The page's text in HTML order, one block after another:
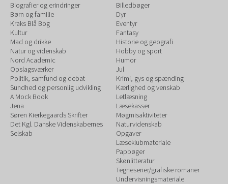
Biografier og erindringer
Børn og familie
Kraks Blå Bog
Kultur
Mad og drikke
Natur og videnskab
Nord Academic
Opslagsværker
Politik, samfund og debat
Sundhed og personlig udvikling
A Mock Book
Jena
Søren Kierkegaards Skrifter
Det Kgl. Danske Videnskabernes
Selskab
Billedbøger
Dyr
Eventyr
Fantasy
Historie og geografi
Hobby og sport
Humor
Jul
Krimi, gys og spænding
Kærlighed og venskab
Letlæsning
Læsekasser
Møgmisaktiviteter
Naturvidenskab
Opgaver
Læseklubmateriale
Papbøger
Skønlitteratur
Tegneserier/grafiske romaner
Undervisningsmateriale